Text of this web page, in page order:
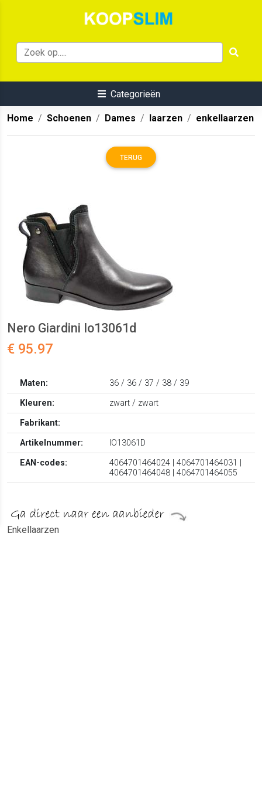
Categorieën
Home Schoenen Dames laarzen enkellaarzen
TERUG
Nero Giardini Io13061d
€ 95.97
Maten:
36 / 36 / 37 / 38 / 39
Kleuren:
zwart / zwart
Fabrikant:
Artikelnummer:
IO13061D
EAN-codes:
4064701464024 | 4064701464031 |
4064701464048 | 4064701464055
Enkellaarzen